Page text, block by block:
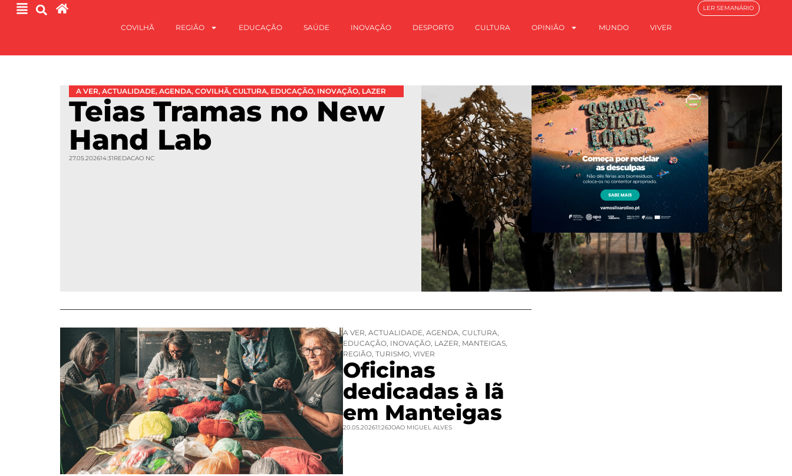
COVILHÃ REGIÃO EDUCAÇÃO SAÚDE INOVAÇÃO DESPORTO CULTURA OPINIÃO MUNDO VIVER
LER SEMANÁRIO
A VER, ACTUALIDADE, AGENDA, COVILHÃ, CULTURA, EDUCAÇÃO, INOVAÇÃO, LAZER
Teias Tramas no New
Hand Lab
27.05.202614:31REDACAO NC
A VER, ACTUALIDADE, AGENDA, CULTURA,
EDUCAÇÃO, INOVAÇÃO, LAZER, MANTEIGAS,
REGIÃO, TURISMO, VIVER
Oficinas
dedicadas à lã
em Manteigas
20.05.202611:26JOAO MIGUEL ALVES